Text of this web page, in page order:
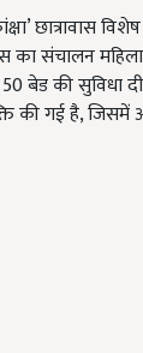
का संचालन
बेड की सुविधा
की गई है,